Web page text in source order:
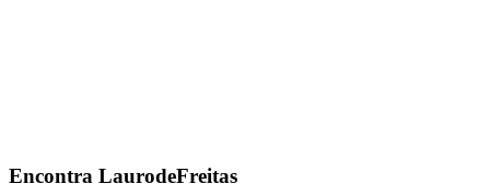
Encontra LaurodeFreitas